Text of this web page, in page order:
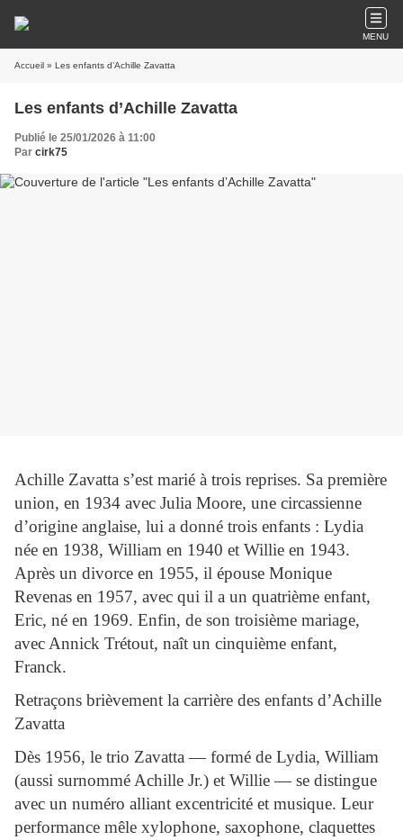
MENU
Accueil » Les enfants d’Achille Zavatta
Les enfants d’Achille Zavatta
Publié le 25/01/2026 à 11:00
Par cirk75
Achille Zavatta s’est marié à trois reprises. Sa première
union, en 1934 avec Julia Moore, une circassienne
d’origine anglaise, lui a donné trois enfants : Lydia
née en 1938, William en 1940 et Willie en 1943.
Après un divorce en 1955, il épouse Monique
Revenas en 1957, avec qui il a un quatrième enfant,
Eric, né en 1969. Enfin, de son troisième mariage,
avec Annick Trétout, naît un cinquième enfant,
Franck.
Retraçons brièvement la carrière des enfants d’Achille
Zavatta
Dès 1956, le trio Zavatta — formé de Lydia, William
(aussi surnommé Achille Jr.) et Willie — se distingue
avec un numéro alliant excentricité et musique. Leur
performance mêle xylophone, saxophone, claquettes